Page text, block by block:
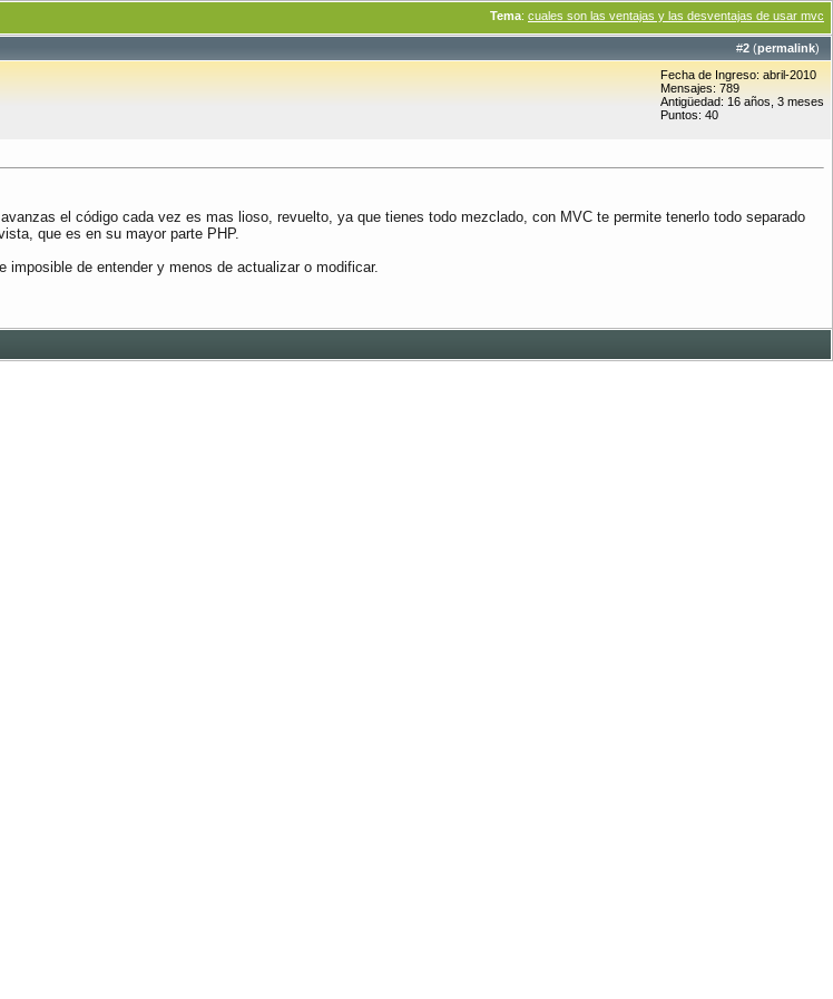
Tema: cuales son las ventajas y las desventajas de usar mvc
#2 (permalink)
Fecha de Ingreso: abril-2010
Mensajes: 789
Antigüedad: 16 años, 3 meses
Puntos: 40
el código cada vez es mas lioso, revuelto, ya que tienes todo mezclado, con MVC te permite tenerlo todo separado
que es en su mayor parte PHP.
de entender y menos de actualizar o modificar.